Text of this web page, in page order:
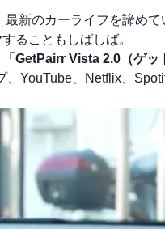
新のカーライフを諦めて
ることもしばしば。
「GetPairr Vista 2.0（ゲッ
、YouTube、Netflix、